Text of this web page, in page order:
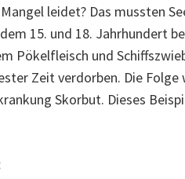
leidet? Das mussten
15. und 18. Jahrhundert
Pökelfleisch und
Zeit verdorben. Die
Skorbut. Dieses